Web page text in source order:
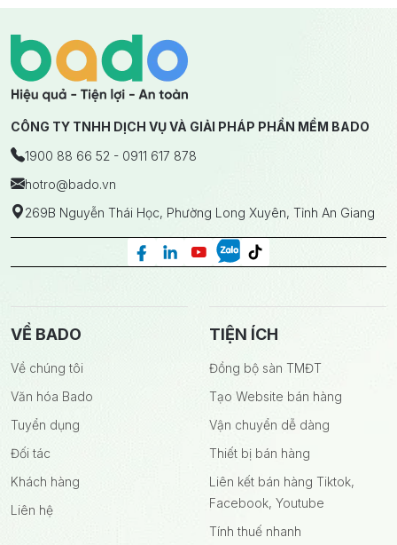
CÔNG TY TNHH DỊCH VỤ VÀ GIẢI PHÁP PHẦN MỀM BADO
1900 88 66 52 - 0911 617 878
hotro@bado.vn
269B Nguyễn Thái Học, Phường Long Xuyên, Tỉnh An Giang
VỀ BADO
Về chúng tôi
Văn hóa Bado
Tuyển dụng
Đối tác
Khách hàng
Liên hệ
TIỆN ÍCH
Đồng bộ sàn TMĐT
Tạo Website bán hàng
Vận chuyển dễ dàng
Thiết bị bán hàng
Liên kết bán hàng Tiktok,
Facebook, Youtube
Tính thuế nhanh